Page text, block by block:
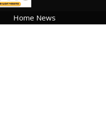
Home News